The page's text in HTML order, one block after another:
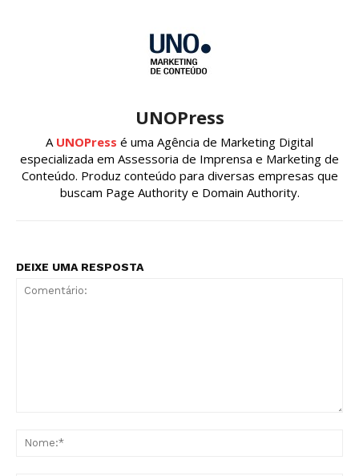
UNOPress
A UNOPress é uma Agência de Marketing Digital
especializada em Assessoria de Imprensa e Marketing de
Conteúdo. Produz conteúdo para diversas empresas que
buscam Page Authority e Domain Authority.
DEIXE UMA RESPOSTA